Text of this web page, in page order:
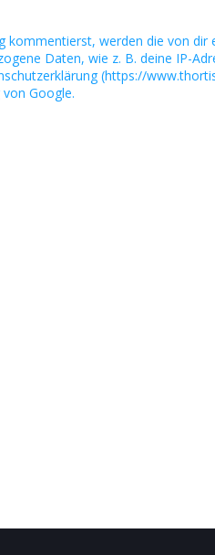
kommentierst, werden die von
Daten, wie z. B. deine IP-
(https://
Google.